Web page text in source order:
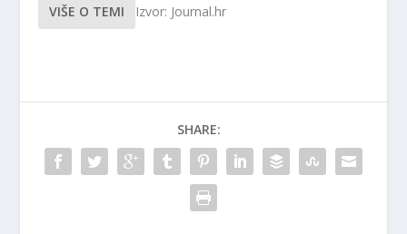
VIŠE O TEMI
Izvor: Journal.hr
SHARE: